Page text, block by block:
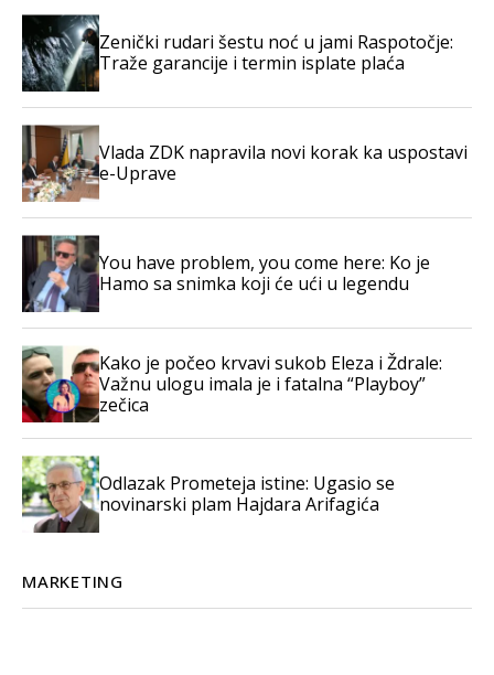
Zenički rudari šestu noć u jami Raspotočje:
Traže garancije i termin isplate plaća
Vlada ZDK napravila novi korak ka uspostavi
e-Uprave
You have problem, you come here: Ko je
Hamo sa snimka koji će ući u legendu
Kako je počeo krvavi sukob Eleza i Ždrale:
Važnu ulogu imala je i fatalna “Playboy”
zečica
Odlazak Prometeja istine: Ugasio se
novinarski plam Hajdara Arifagića
MARKETING